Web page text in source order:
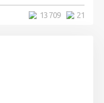
21
13 709